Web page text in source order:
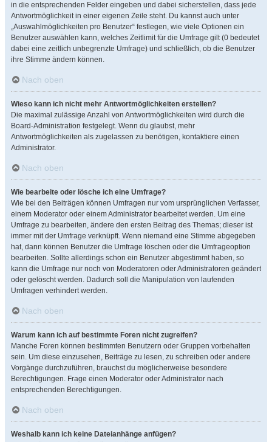
in die entsprechenden Felder eingeben und dabei sicherstellen, dass jede
Antwortmöglichkeit in einer eigenen Zeile steht. Du kannst auch unter
„Auswahlmöglichkeiten pro Benutzer“ festlegen, wie viele Optionen ein
Benutzer auswählen kann, welches Zeitlimit für die Umfrage gilt (0 bedeutet
dabei eine zeitlich unbegrenzte Umfrage) und schließlich, ob die Benutzer
ihre Stimme ändern können.
Nach oben
Wieso kann ich nicht mehr Antwortmöglichkeiten erstellen?
Die maximal zulässige Anzahl von Antwortmöglichkeiten wird durch die
Board-Administration festgelegt. Wenn du glaubst, mehr
Antwortmöglichkeiten als zugelassen zu benötigen, kontaktiere einen
Administrator.
Nach oben
Wie bearbeite oder lösche ich eine Umfrage?
Wie bei den Beiträgen können Umfragen nur vom ursprünglichen Verfasser,
einem Moderator oder einem Administrator bearbeitet werden. Um eine
Umfrage zu bearbeiten, ändere den ersten Beitrag des Themas; dieser ist
immer mit der Umfrage verknüpft. Wenn niemand eine Stimme abgegeben
hat, dann können Benutzer die Umfrage löschen oder die Umfrageoption
bearbeiten. Sollte allerdings schon ein Benutzer abgestimmt haben, so
kann die Umfrage nur noch von Moderatoren oder Administratoren geändert
oder gelöscht werden. Dadurch soll die Manipulation von laufenden
Umfragen verhindert werden.
Nach oben
Warum kann ich auf bestimmte Foren nicht zugreifen?
Manche Foren können bestimmten Benutzern oder Gruppen vorbehalten
sein. Um diese einzusehen, Beiträge zu lesen, zu schreiben oder andere
Vorgänge durchzuführen, brauchst du möglicherweise besondere
Berechtigungen. Frage einen Moderator oder Administrator nach
entsprechenden Berechtigungen.
Nach oben
Weshalb kann ich keine Dateianhänge anfügen?